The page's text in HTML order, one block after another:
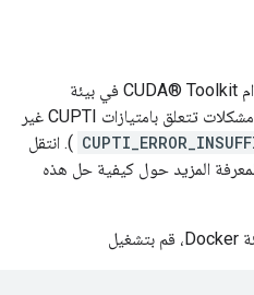
عند تشغيل ملفات التعريف باستخدام CUDA® Toolkit في بيئة
Docker أو على Linux، قد تواجه مشكلات تتعلق بامتيازات CUPTI غير
). انتقل
المزيد حول كيفية حل هذه